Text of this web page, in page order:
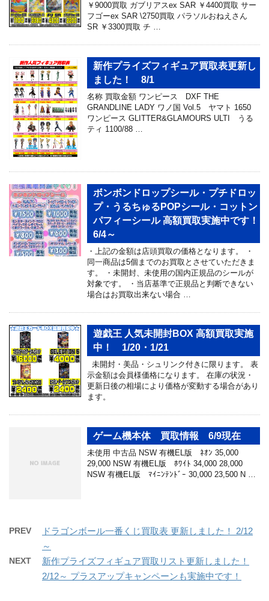
￥9000買取 ガブリアスex SAR ￥4400買取 サー
フゴーex SAR \2750買取 パラソルおねえさん
SR ￥3300買取 チ …
新作プライズフィギュア買取表更新し
ました！ 8/1
名称 買取金額 ワンピース DXF THE
GRANDLINE LADY ワノ国 Vol.5 ヤマト 1650
ワンピース GLITTER&GLAMOURS ULTI うる
ティ 1100/88 …
ボンボンドロップシール・プチドロッ
プ・うるちゅるPOPシール・コットン
パフィーシール 高額買取実施中です！
6/4～
・上記の金額は店頭買取の価格となります。 ・
同一商品は5個までのお買取とさせていただきま
す。 ・未開封、未使用の国内正規品のシールが
対象です。 ・当店基準で正規品と判断できない
場合はお買取出来ない場合 …
遊戯王 人気未開封BOX 高額買取実施
中！ 1/20・1/21
未開封・美品・シュリンク付きに限ります。 表
示金額は会員様価格になります。 在庫の状況・
更新日後の相場により価格が変動する場合があり
ます。
ゲーム機本体 買取情報 6/9現在
未使用 中古品 NSW 有機EL版 ﾈｵﾝ 35,000
29,000 NSW 有機EL版 ﾎﾜｲﾄ 34,000 28,000
NSW 有機EL版 ﾏｲﾆﾝﾃﾝﾄﾞｰ 30,000 23,500 N …
PREV
ドラゴンボール一番くじ買取表 更新しました！ 2/12
～
NEXT
新作プライズフィギュア買取リスト更新しました！
2/12～ プラスアップキャンペーンも実施中です！